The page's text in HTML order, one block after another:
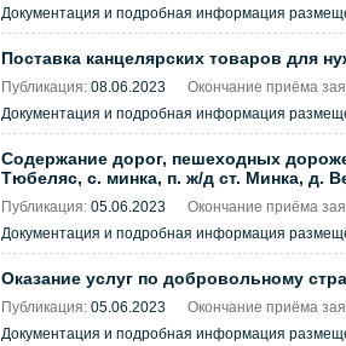
Документация и подробная информация
Поставка канцелярских товаров для
Публикация: 08.06.2023 Окончание приёма
Документация и подробная информация
Содержание дорог, пешеходных
Тюбеляс, с. минка, п. ж/д ст. Минка, д.
Публикация: 05.06.2023 Окончание приёма
Документация и подробная информация
Оказание услуг по добровольному
Публикация: 05.06.2023 Окончание приёма
Документация и подробная информация